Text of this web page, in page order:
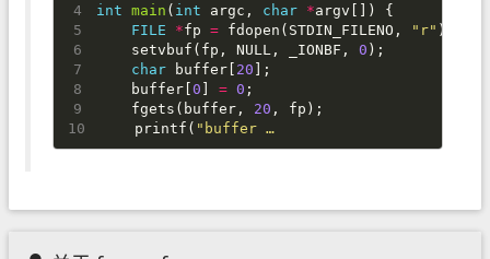
int main ( int argc , char *argv [])
{
FILE
*fp = fdopen ( STDIN_FILENO , "r" );
setvbuf ( fp , NULL , _IONBF , 0 );
char
buffer [ 20 ];
buffer [0 ] = 0 ;
fgets ( buffer , 20 , fp );
printf ( "buffer …